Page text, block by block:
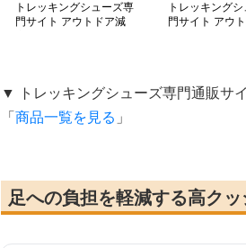
トレッキングシューズ専
門サイト アウトドア減
トレッキング
門サイト アウ
▼ トレッキングシューズ専門通販サ
「商品一覧を見る 」
足への負担を軽減する高ク